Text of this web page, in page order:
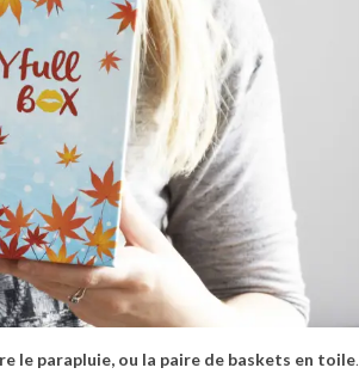
le parapluie, ou la paire de baskets en toile.